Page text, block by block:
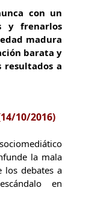
con un
y frenarlos
madura
barata y
resultados a
10/2016)
la mala
los debates a
en